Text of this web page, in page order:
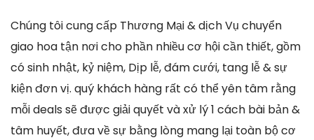
Chúng tôi cung cấp Thương Mại & dịch Vụ chuyển
giao hoa tận nơi cho phần nhiều cơ hội cần thiết, gồm
có sinh nhật, kỷ niệm, Dịp lễ, đám cưới, tang lễ & sự
kiện đơn vị. quý khách hàng rất có thể yên tâm rằng
mỗi deals sẽ được giải quyết và xử lý 1 cách bài bản &
tâm huyết, đưa về sự bằng lòng mang lại toàn bộ cơ